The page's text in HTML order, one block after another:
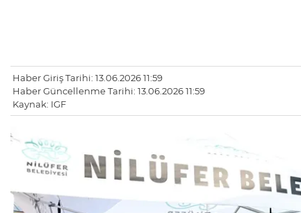
Haber Giriş Tarihi: 13.06.2026 11:59
Haber Güncellenme Tarihi: 13.06.2026 11:59
Kaynak: IGF